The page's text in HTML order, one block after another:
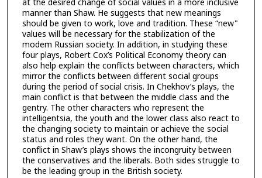
manner than Shaw. He suggests that new meanings
should be given to work, love and tradition. These “new"
values will be necessary for the stabilization of the
modem Russian society. In addition, in studying these
four plays, Robert Cox’s Political Economy theory can
also help explain the conflicts between characters, which
mirror the conflicts between different social groups
during the period of social crisis. In Chekhov’s plays, the
main conflict is that between the middle class and the
gentry. The other characters who represent the
intelligentsia, the youth and the lower class also react to
the changing society to maintain or achieve the social
status and roles they want. On the other hand, the
conflict in Shaw’s plays shows the incongruity between
the conservatives and the liberals. Both sides struggle to
be the leading group in the British society.